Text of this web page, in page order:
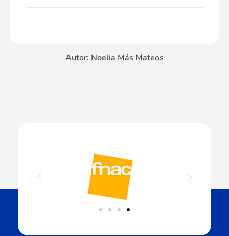
Autor: Noelia Más Mateos